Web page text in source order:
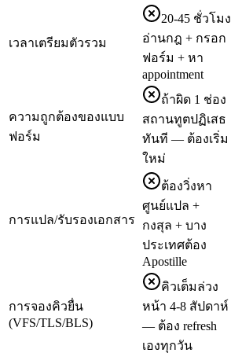
เวลาเตรียมตัวรวม
20-45 ชั่วโมง
อ่านกฎ + กรอก
ฟอร์ม + หา
appointment
ความถูกต้องของแบบ
ฟอร์ม
ถ้าผิด 1 ช่อง
สถานทูตปฏิเสธ
ทันที — ต้องเริ่ม
ใหม่
การแปล/รับรองเอกสาร
ต้องวิ่งหา
ศูนย์แปล +
กงสุล + บาง
ประเทศต้อง
Apostille
การจองคิวยื่น
(VFS/TLS/BLS)
คิวเต็มล่วง
หน้า 4-8 สัปดาห์
— ต้อง refresh
เองทุกวัน